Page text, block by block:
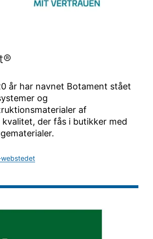
år har navnet Botament stået
og
af
der fås i butikker med